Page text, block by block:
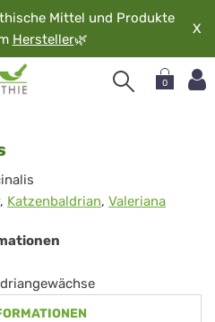
Mittel und Produkte
Hersteller🌿
X
0
, Katzenbaldrian, Valeriana